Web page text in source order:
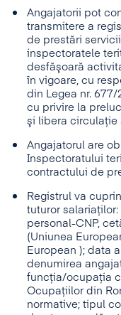
Angajatorii pot
transmitere a
de prestări
inspectoratele
desfăşoară
în vigoare, cu
din Legea nr.
cu privire la
şi libera circulaţie
Angajatorul are
Inspectoratului
contractului de
Registrul va
tuturor
personal-CNP,
(Uniunea
European ); data
denumirea
funcţia/ocupaţia
Ocupaţiilor din
normative; tipul